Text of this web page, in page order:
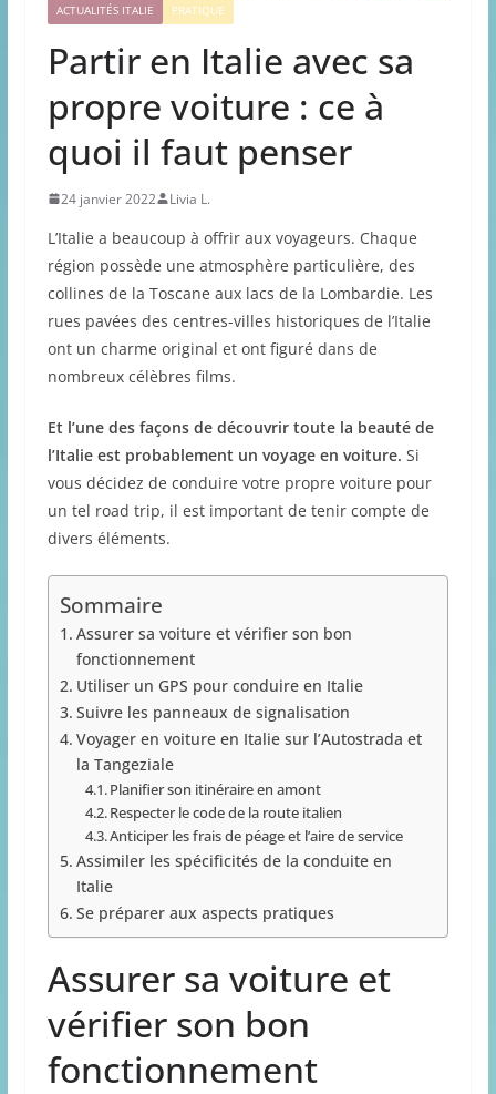
ACTUALITÉS ITALIE PRATIQUE
Partir en Italie avec sa
propre voiture : ce à
quoi il faut penser
24 janvier 2022 Livia L.
L’Italie a beaucoup à offrir aux voyageurs. Chaque
région possède une atmosphère particulière, des
collines de la Toscane aux lacs de la Lombardie. Les
rues pavées des centres-villes historiques de l’Italie
ont un charme original et ont figuré dans de
nombreux célèbres films.
Et l’une des façons de découvrir toute la beauté de
l’Italie est probablement un voyage en voiture. Si
vous décidez de conduire votre propre voiture pour
un tel road trip, il est important de tenir compte de
divers éléments.
Sommaire
Assurer sa voiture et vérifier son bon
fonctionnement
Utiliser un GPS pour conduire en Italie
Suivre les panneaux de signalisation
Voyager en voiture en Italie sur l’Autostrada et
la Tangeziale
Planifier son itinéraire en amont
Respecter le code de la route italien
Anticiper les frais de péage et l’aire de service
Assimiler les spécificités de la conduite en
Italie
Se préparer aux aspects pratiques
Assurer sa voiture et
vérifier son bon
fonctionnement